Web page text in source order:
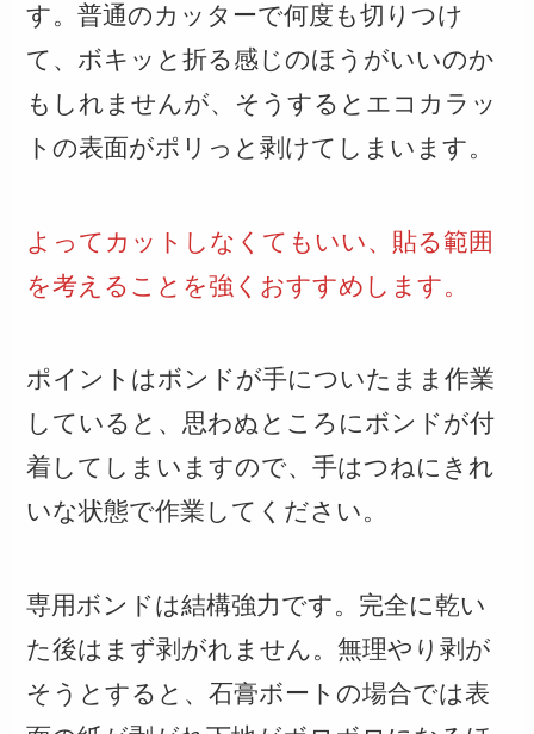
す。普通のカッターで何度も切りつけ
て、ボキッと折る感じのほうがいいのか
もしれませんが、そうするとエコカラッ
トの表面がポリっと剥けてしまいます。
よってカットしなくてもいい、貼る範囲
を考えることを強くおすすめします。
ポイントはボンドが手についたまま作業
していると、思わぬところにボンドが付
着してしまいますので、手はつねにきれ
いな状態で作業してください。
専用ボンドは結構強力です。完全に乾い
た後はまず剥がれません。無理やり剥が
そうとすると、石膏ボートの場合では表